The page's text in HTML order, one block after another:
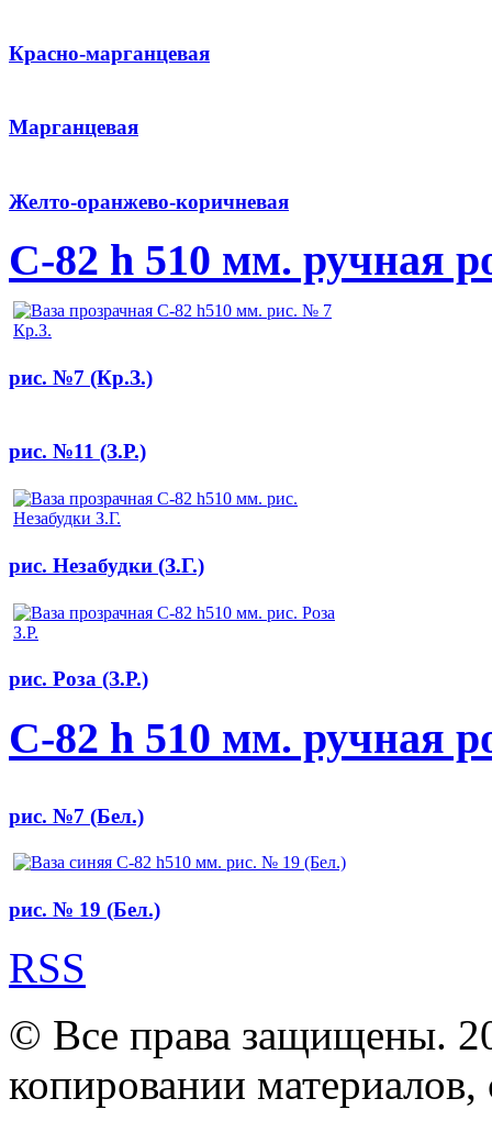
Красно-марганцевая
Марганцевая
Желто-оранжево-коричневая
С-82 h 510 мм. ручная
рис. №7 (Кр.З.)
рис. №11 (З.Р.)
рис. Незабудки (З.Г.)
рис. Роза (З.Р.)
С-82 h 510 мм. ручная
рис. №7 (Бел.)
рис. № 19 (Бел.)
RSS
© Все права защищены.
копировании материалов,